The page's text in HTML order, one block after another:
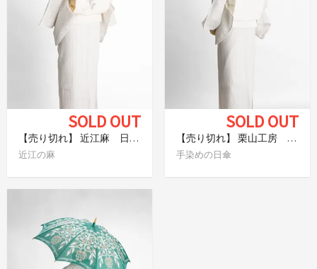
SOLD OUT
【売り切れ】 近江麻 日傘 白
近江の麻
SOLD OUT
【売り切れ】 栗山工房 和染紅型日傘 ペイズリー
手染めの日傘